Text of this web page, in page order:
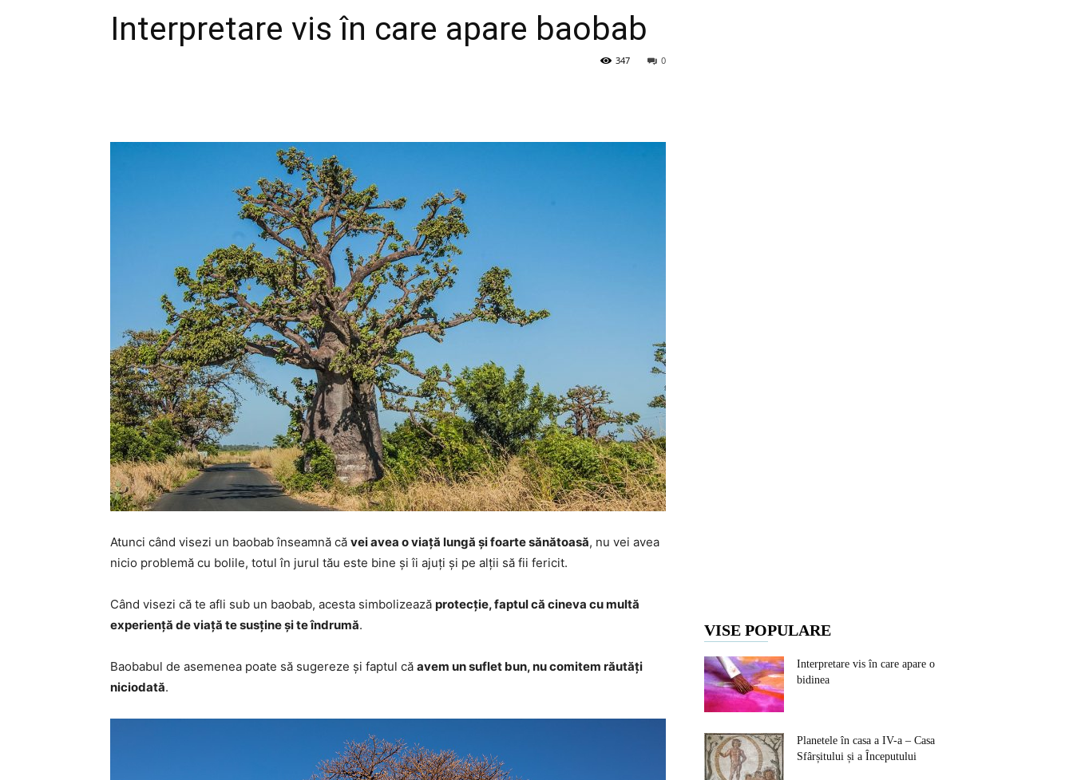
Interpretare vis în care apare baobab
0
347
Atunci când visezi un baobab înseamnă că vei avea o viață lungă și foarte sănătoasă, nu vei avea
nicio problemă cu bolile, totul în jurul tău este bine și îi ajuți și pe alții să fii fericit.
Când visezi că te afli sub un baobab, acesta simbolizează protecție, faptul că cineva cu multă
experiență de viață te susține și te îndrumă.
Baobabul de asemenea poate să sugereze și faptul că avem un suflet bun, nu comitem răutăți
niciodată.
VISE POPULARE
Interpretare vis în care apare o
bidinea
Planetele în casa a IV-a – Casa
Sfârșitului și a Începutului